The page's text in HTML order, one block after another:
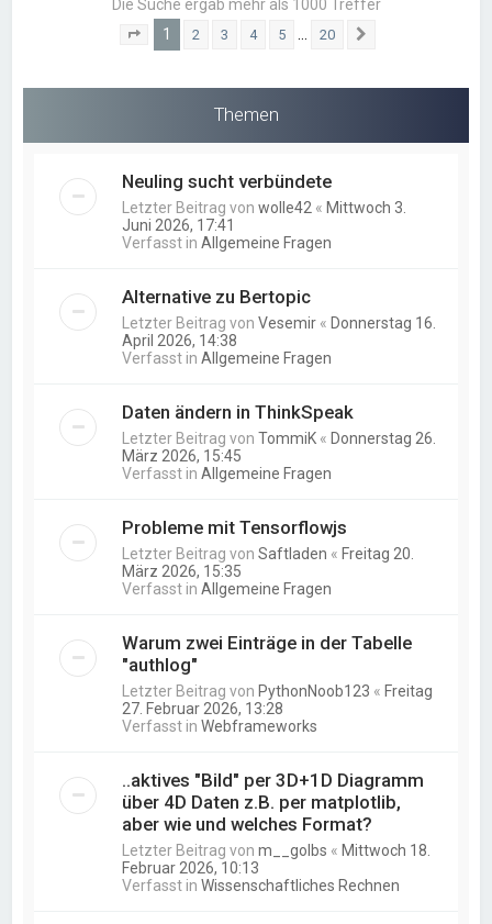
Die Suche ergab mehr als 1000 Treffer
Seite von 20
1 2 3 4 5 … 20
Themen
Neuling sucht verbündete
Letzter Beitrag vonwolle42 « Mittwoch 3.
Juni 2026, 17:41
Verfasst inAllgemeine Fragen
Alternative zu Bertopic
Letzter Beitrag vonVesemir « Donnerstag 16.
April 2026, 14:38
Verfasst inAllgemeine Fragen
Daten ändern in ThinkSpeak
Letzter Beitrag vonTommiK « Donnerstag 26.
März 2026, 15:45
Verfasst inAllgemeine Fragen
Probleme mit Tensorflowjs
Letzter Beitrag vonSaftladen « Freitag 20.
März 2026, 15:35
Verfasst inAllgemeine Fragen
Warum zwei Einträge in der Tabelle
"authlog"
Letzter Beitrag von PythonNoob123 « Freitag
27. Februar 2026, 13:28
Verfasst inWebframeworks
..aktives "Bild" per 3D+1D Diagramm
über 4D Daten z.B. per matplotlib,
aber wie und welches Format?
Letzter Beitrag vonm__golbs « Mittwoch 18.
Februar 2026, 10:13
Verfasst inWissenschaftliches Rechnen